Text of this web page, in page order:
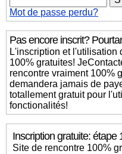
Mot de passe perdu?
Pas encore inscrit?
L'inscription et l'utilisation
100% gratuites!
rencontre vraiment 100%
demandera jamais de
totallement gratuit pour
fonctionalités!
Inscription gratuite: étape
Site de rencontre 100%